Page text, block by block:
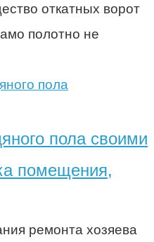
откатных ворот
полотно не
пола своими
помещения,
ремонта хозяева